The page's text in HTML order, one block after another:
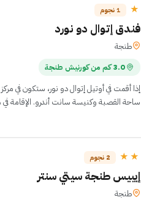
★ 1 نجوم
فندق إتوال دو نورد
طنجة
3.0 كم من كورنيش طنجة
ساحة القصبة وكنيسة سانت أندرو. الإقامة في هذا الفندق تضعك على بُعد 1
★★ 2 نجوم
إيبيس طنجة سيتي سنتر
طنجة